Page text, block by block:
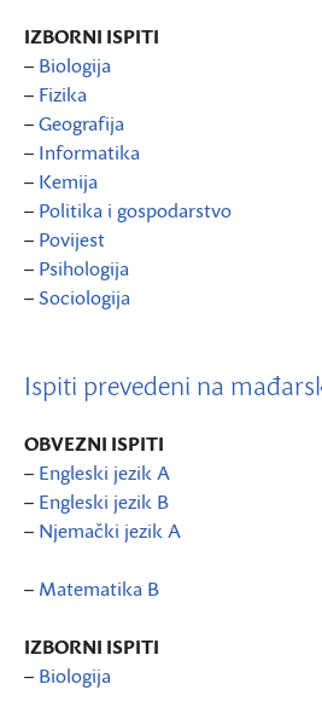
IZBORNI ISPITI
– Biologija
– Fizika
–Geografija
– Informatika
– Kemija
– Politika i gospodarstvo
– Povijest
– Psihologija
–Sociologija
Ispiti prevedeni na
OBVEZNI ISPITI
– Engleski jezik A
– Engleski jezik B
– Njemački jezik A
– Matematika B
IZBORNI ISPITI
– Biologija